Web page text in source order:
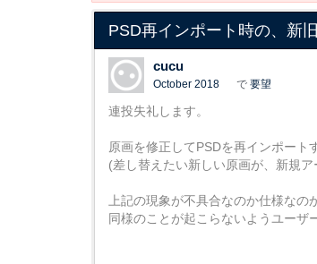
PSD再インポート時の、新
cucu
October 2018 で 要望
連投失礼します。
原画を修正してPSDを再インポート
(差し替えたい新しい原画が、新規
上記の現象が不具合なのか仕様なの
同様のことが起こらないようユーザ